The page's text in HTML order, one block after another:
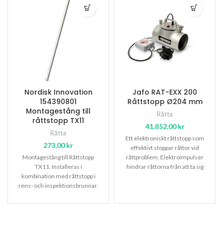
Nordisk Innovation
154390801
Montagestång till
råttstopp TX11
Råtta
273,00kr
Montagestång till Råttstopp
TX11. Installeras i
kombination med råttstopp i
rens- och inspektionsbrunnar.
Jafo RAT-EXX 200
Råttstopp Ø204 mm
Råtta
41.852,00kr
Ett elektroniskt råttstopp som
effektivt stoppar råttor vid
råttproblem. Elektroimpulser
hindrar råttorna från att ta sig